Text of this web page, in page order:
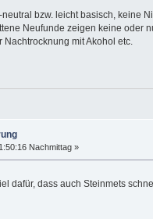
bzw. leicht basisch, keine
Neufunde zeigen keine oder
mit Akohol etc.
Nachmittag »
dafür, dass auch Steinmets